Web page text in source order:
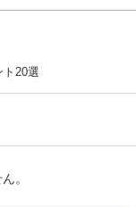
20選
。